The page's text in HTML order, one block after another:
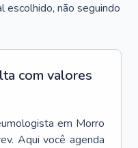
escolhido, não seguindo
com valores
em Morro
Aqui você agenda